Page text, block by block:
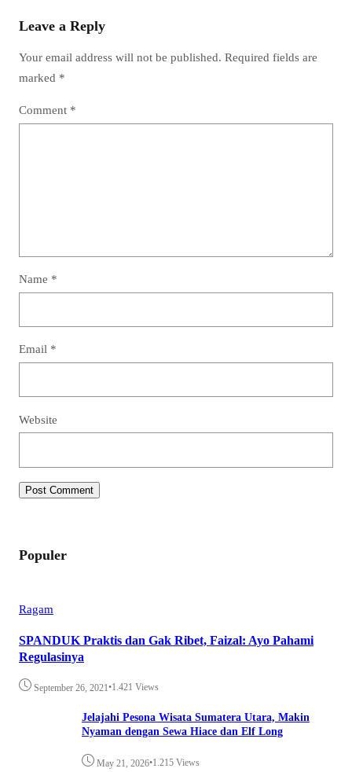
Leave a Reply
Your email address will not be published. Required fields are
marked *
Comment *
Name *
Email *
Website
Populer
Ragam
SPANDUK Praktis dan Gak Ribet, Faizal: Ayo Pahami
Regulasinya
September 26, 2021•1.421 Views
Jelajahi Pesona Wisata Sumatera Utara, Makin
Nyaman dengan Sewa Hiace dan Elf Long
May 21, 2026•1.215 Views